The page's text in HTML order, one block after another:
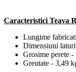
Caracteristici Teava
Lungime
Dimensiuni
Grosime perete -
Greutate - 3,49